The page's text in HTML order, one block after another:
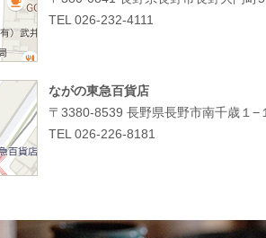
TEL 026-232-4111
ながの東急百貨店
〒3380-8539 長野県長野市南千歳１−
TEL 026-226-8181